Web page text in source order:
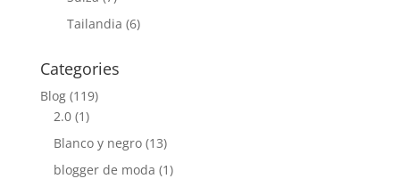
Tailandia (6)
Categories
Blog(119)
2.0(1)
Blanco y negro(13)
blogger de moda (1)